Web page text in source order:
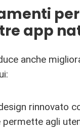
app
anche
rinnovato
permette agli